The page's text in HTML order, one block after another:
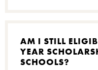
AM I STILL
YEAR
SCHOOLS?